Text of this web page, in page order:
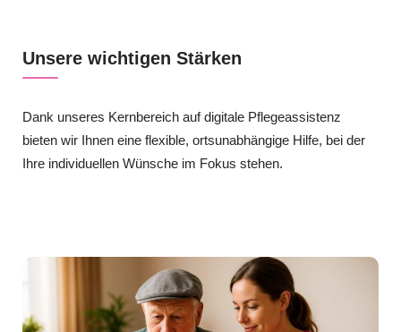
Unsere wichtigen Stärken
Dank unseres Kernbereich auf digitale Pflegeassistenz
bieten wir Ihnen eine flexible, ortsunabhängige Hilfe, bei der
Ihre individuellen Wünsche im Fokus stehen.